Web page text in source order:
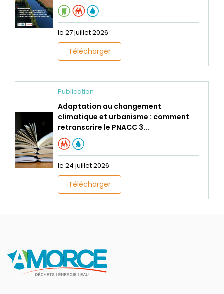
le 27 juillet 2026
Télécharger
Publication
Adaptation au changement
climatique et urbanisme : comment
retranscrire le PNACC 3...
le 24 juillet 2026
Télécharger